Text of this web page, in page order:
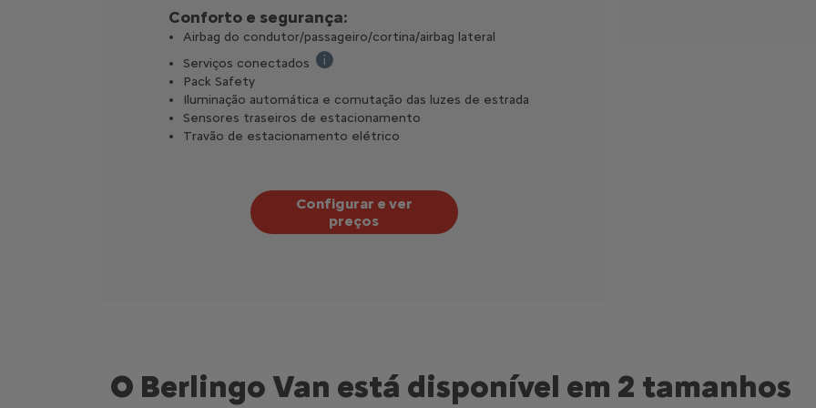
Conforto e segurança:
Airbag do condutor/passageiro/cortina/airbag lateral
Serviços conectados
Pack Safety
Iluminação automática e comutação das luzes de estrada
Sensores traseiros de estacionamento
Travão de estacionamento elétrico
Configurar e ver
preços
O Berlingo Van está disponível em 2 tamanhos